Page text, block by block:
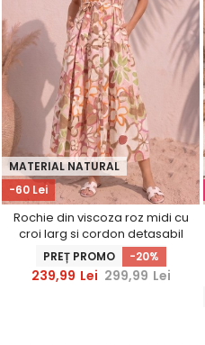
-60 Lei
MATERIAL NATURAL
Rochie din viscoza roz midi cu
croi larg si cordon detasabil
PREȚ PROMO -20%
239,99 Lei 299,99 Lei